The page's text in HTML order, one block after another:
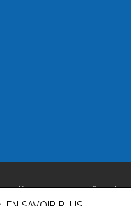
-Politique de